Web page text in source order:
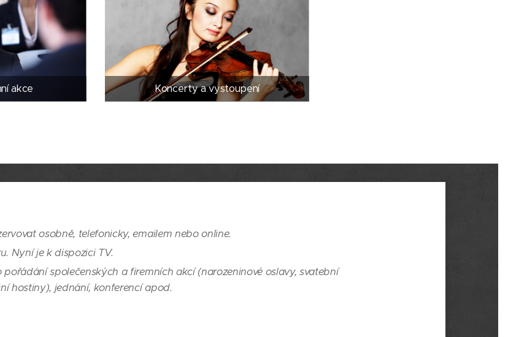
akce Koncerty a vystoupení
osobně, telefonicky, emailem nebo online.
Nyní je k dispozici TV.
společenských a firemních akcí (narozeninové oslavy, svatební
hostiny), jednání, konferencí apod.